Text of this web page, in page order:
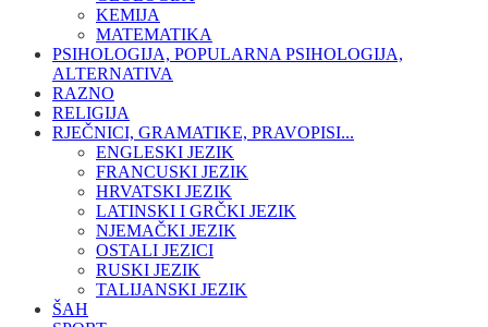
KEMIJA
MATEMATIKA
PSIHOLOGIJA, POPULARNA PSIHOLOGIJA,
ALTERNATIVA
RAZNO
RELIGIJA
RJEČNICI, GRAMATIKE, PRAVOPISI...
ENGLESKI JEZIK
FRANCUSKI JEZIK
HRVATSKI JEZIK
LATINSKI I GRČKI JEZIK
NJEMAČKI JEZIK
OSTALI JEZICI
RUSKI JEZIK
TALIJANSKI JEZIK
ŠAH